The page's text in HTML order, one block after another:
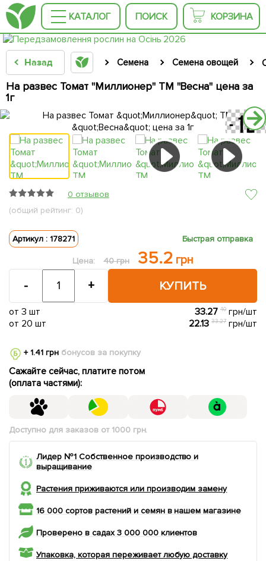
КАТАЛОГ ПОИСК КОРЗИНА
Назад Семена Семена овощей
На развес Томат "Миллионер" ТМ "Весна" цена за
1г
0 отзывов
(общий рейтинг: 0)
Артикул : 178271 Быстрая отправка
Цена: 40 грн 35.2грн
КУПИТЬ
- +
от 3 шт 33.2740 грн/шт
от 20 шт
22.1333.27 грн/шт
+ 1.41 грнбонусов за покупку
Сажайте сейчас, платите потом
(оплата частями):
Доступно для заказов от 1000 грн.
Лидер №1 Собственное производство и
выращивание
Растения приживаются или производим замену
16 000 сортов растений и семян в нашем магазине
Проверено в садах 3 000 000 клиентов
Упаковка, которая переживает любую доставку